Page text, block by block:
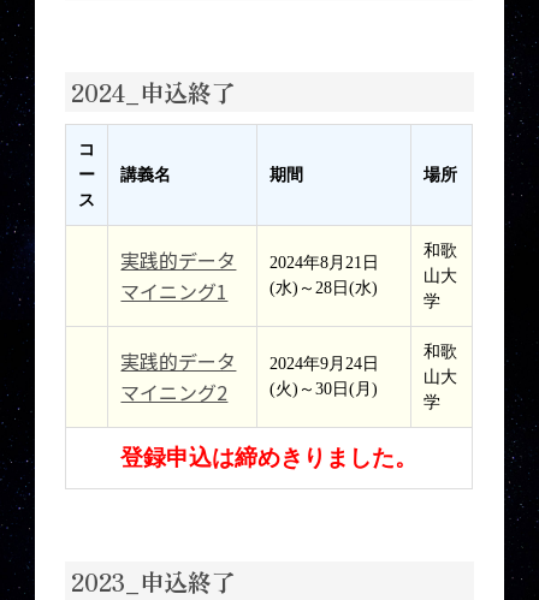
2024_申込終了
コ
ー
ス
講義名 期間 場所
実践的データ
マイニング1
2024年8月21日
(水)～28日(水)
和歌
山大
学
実践的データ
マイニング2
2024年9月24日
(火)～30日(月)
和歌
山大
学
登録申込は締めきりました。
2023_申込終了